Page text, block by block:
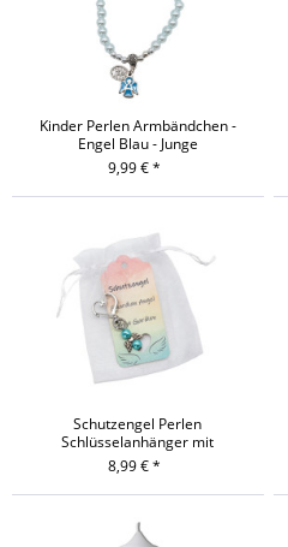
Kinder Perlen Armbändchen -
Engel Blau - Junge
9,99 € *
Schutzengel Perlen
Schlüsselanhänger mit
Jutesäckchen - Edelstahl
8,99 € *